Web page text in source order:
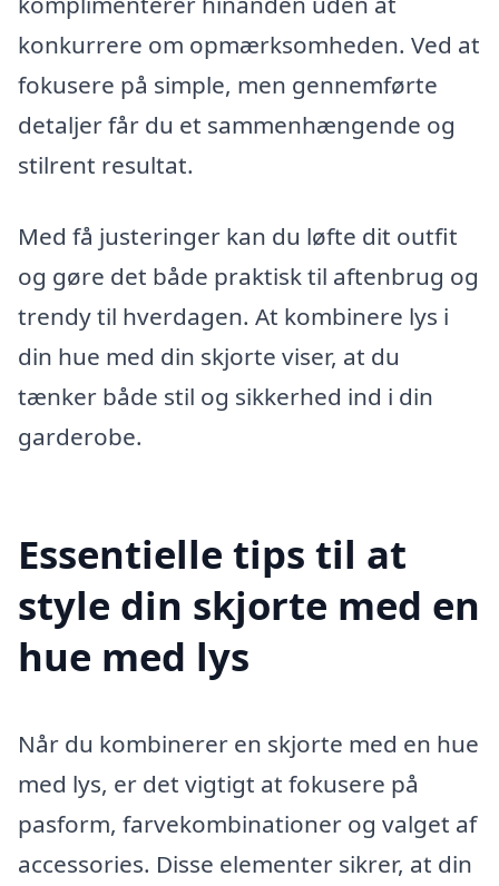
konkurrere om opmærksomheden. Ved at
fokusere på simple, men gennemførte
detaljer får du et sammenhængende og
stilrent resultat.
Med få justeringer kan du løfte dit outfit
og gøre det både praktisk til aftenbrug og
trendy til hverdagen. At kombinere lys i
din hue med din skjorte viser, at du
tænker både stil og sikkerhed ind i din
garderobe.
Essentielle tips til at
style din skjorte med en
hue med lys
Når du kombinerer en skjorte med en hue
med lys, er det vigtigt at fokusere på
pasform, farvekombinationer og valget af
accessories. Disse elementer sikrer, at din